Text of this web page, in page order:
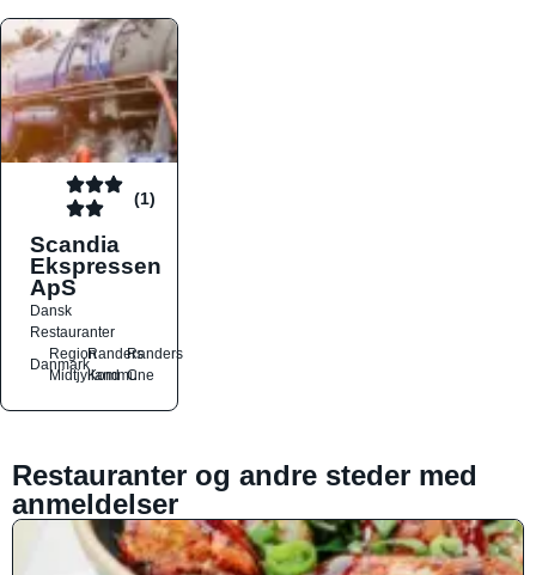
(1)
Scandia
Ekspressen
ApS
Dansk
Restauranter
Danmark
Region
Midtjylland
Randers
Kommune
Randers
C
Restauranter og andre steder med
anmeldelser